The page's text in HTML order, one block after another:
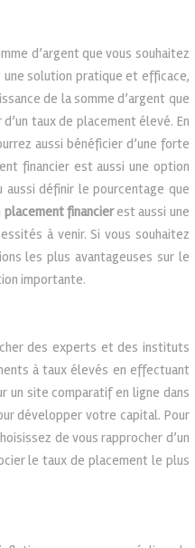
d’argent que vous souhaitez
solution pratique et efficace,
de la somme d’argent que
taux de placement élevé. En
aussi bénéficier d’une forte
financier est aussi une option
aussi définir le pourcentage que
placement financierest aussi une
à venir. Si vous souhaitez
les plus avantageuses sur le
importante.
des experts et des instituts
à taux élevés en effectuant
un site comparatif en ligne dans
développer votre capital. Pour
de vous rapprocher d’un
le taux de placement le plus